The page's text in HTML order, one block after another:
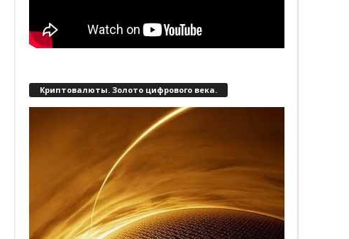
Криптовалюты. Золото цифрового века.